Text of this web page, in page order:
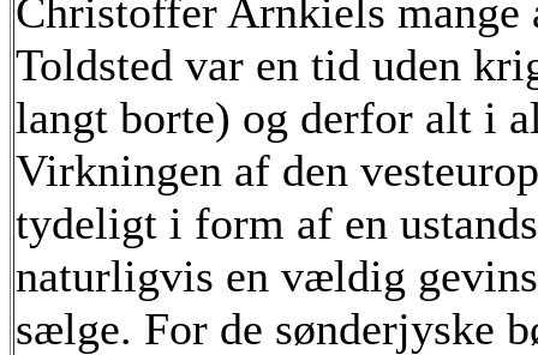
Christoffer Arnkiels mange
Toldsted var en tid uden
langt borte) og derfor alt i
Virkningen af den
tydeligt i form af en
naturligvis en vældig
sælge. For de sønderjyske